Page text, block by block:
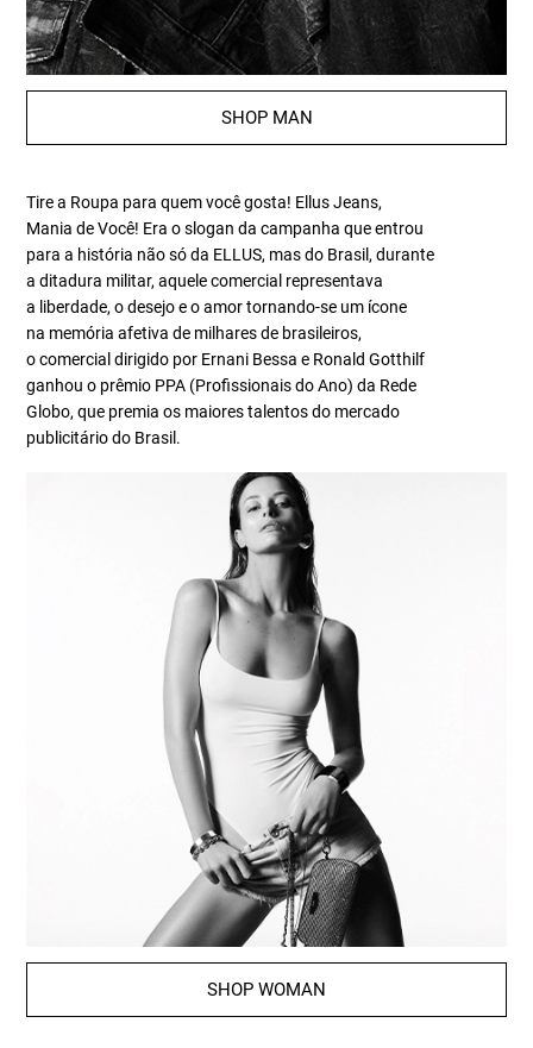
SHOP MAN
Tire a Roupa para quem você gosta! Ellus Jeans,
Mania de Você! Era o slogan da campanha que entrou
para a história não só da ELLUS, mas do Brasil, durante
a ditadura militar, aquele comercial representava
a liberdade, o desejo e o amor tornando-se um ícone
na memória afetiva de milhares de brasileiros,
o comercial dirigido por Ernani Bessa e Ronald Gotthilf
ganhou o prêmio PPA (Profissionais do Ano) da Rede
Globo, que premia os maiores talentos do mercado
publicitário do Brasil.
SHOP WOMAN